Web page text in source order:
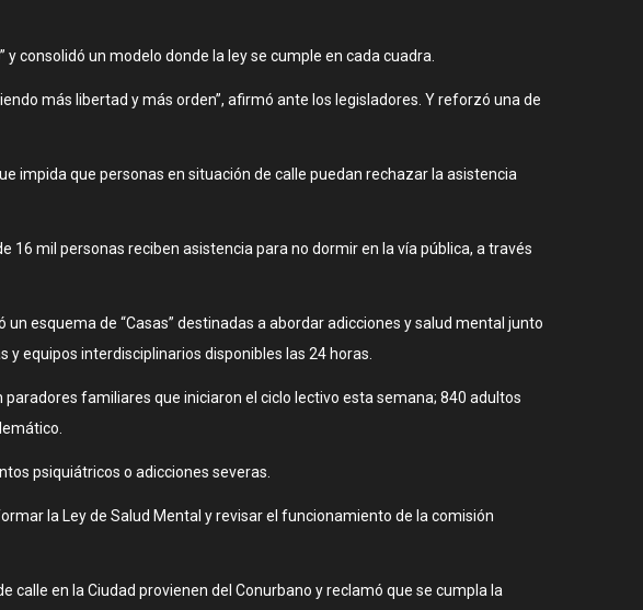
consolidó un modelo donde la ley se cumple en cada cuadra.
más libertad y más orden”, afirmó ante los legisladores. Y reforzó una de
impida que personas en situación de calle puedan rechazar la asistencia
16 mil personas reciben asistencia para no dormir en la vía pública, a través
esquema de “Casas” destinadas a abordar adicciones y salud mental junto
equipos interdisciplinarios disponibles las 24 horas.
familiares que iniciaron el ciclo lectivo esta semana; 840 adultos
psiquiátricos o adicciones severas.
la Ley de Salud Mental y revisar el funcionamiento de la comisión
en la Ciudad provienen del Conurbano y reclamó que se cumpla la